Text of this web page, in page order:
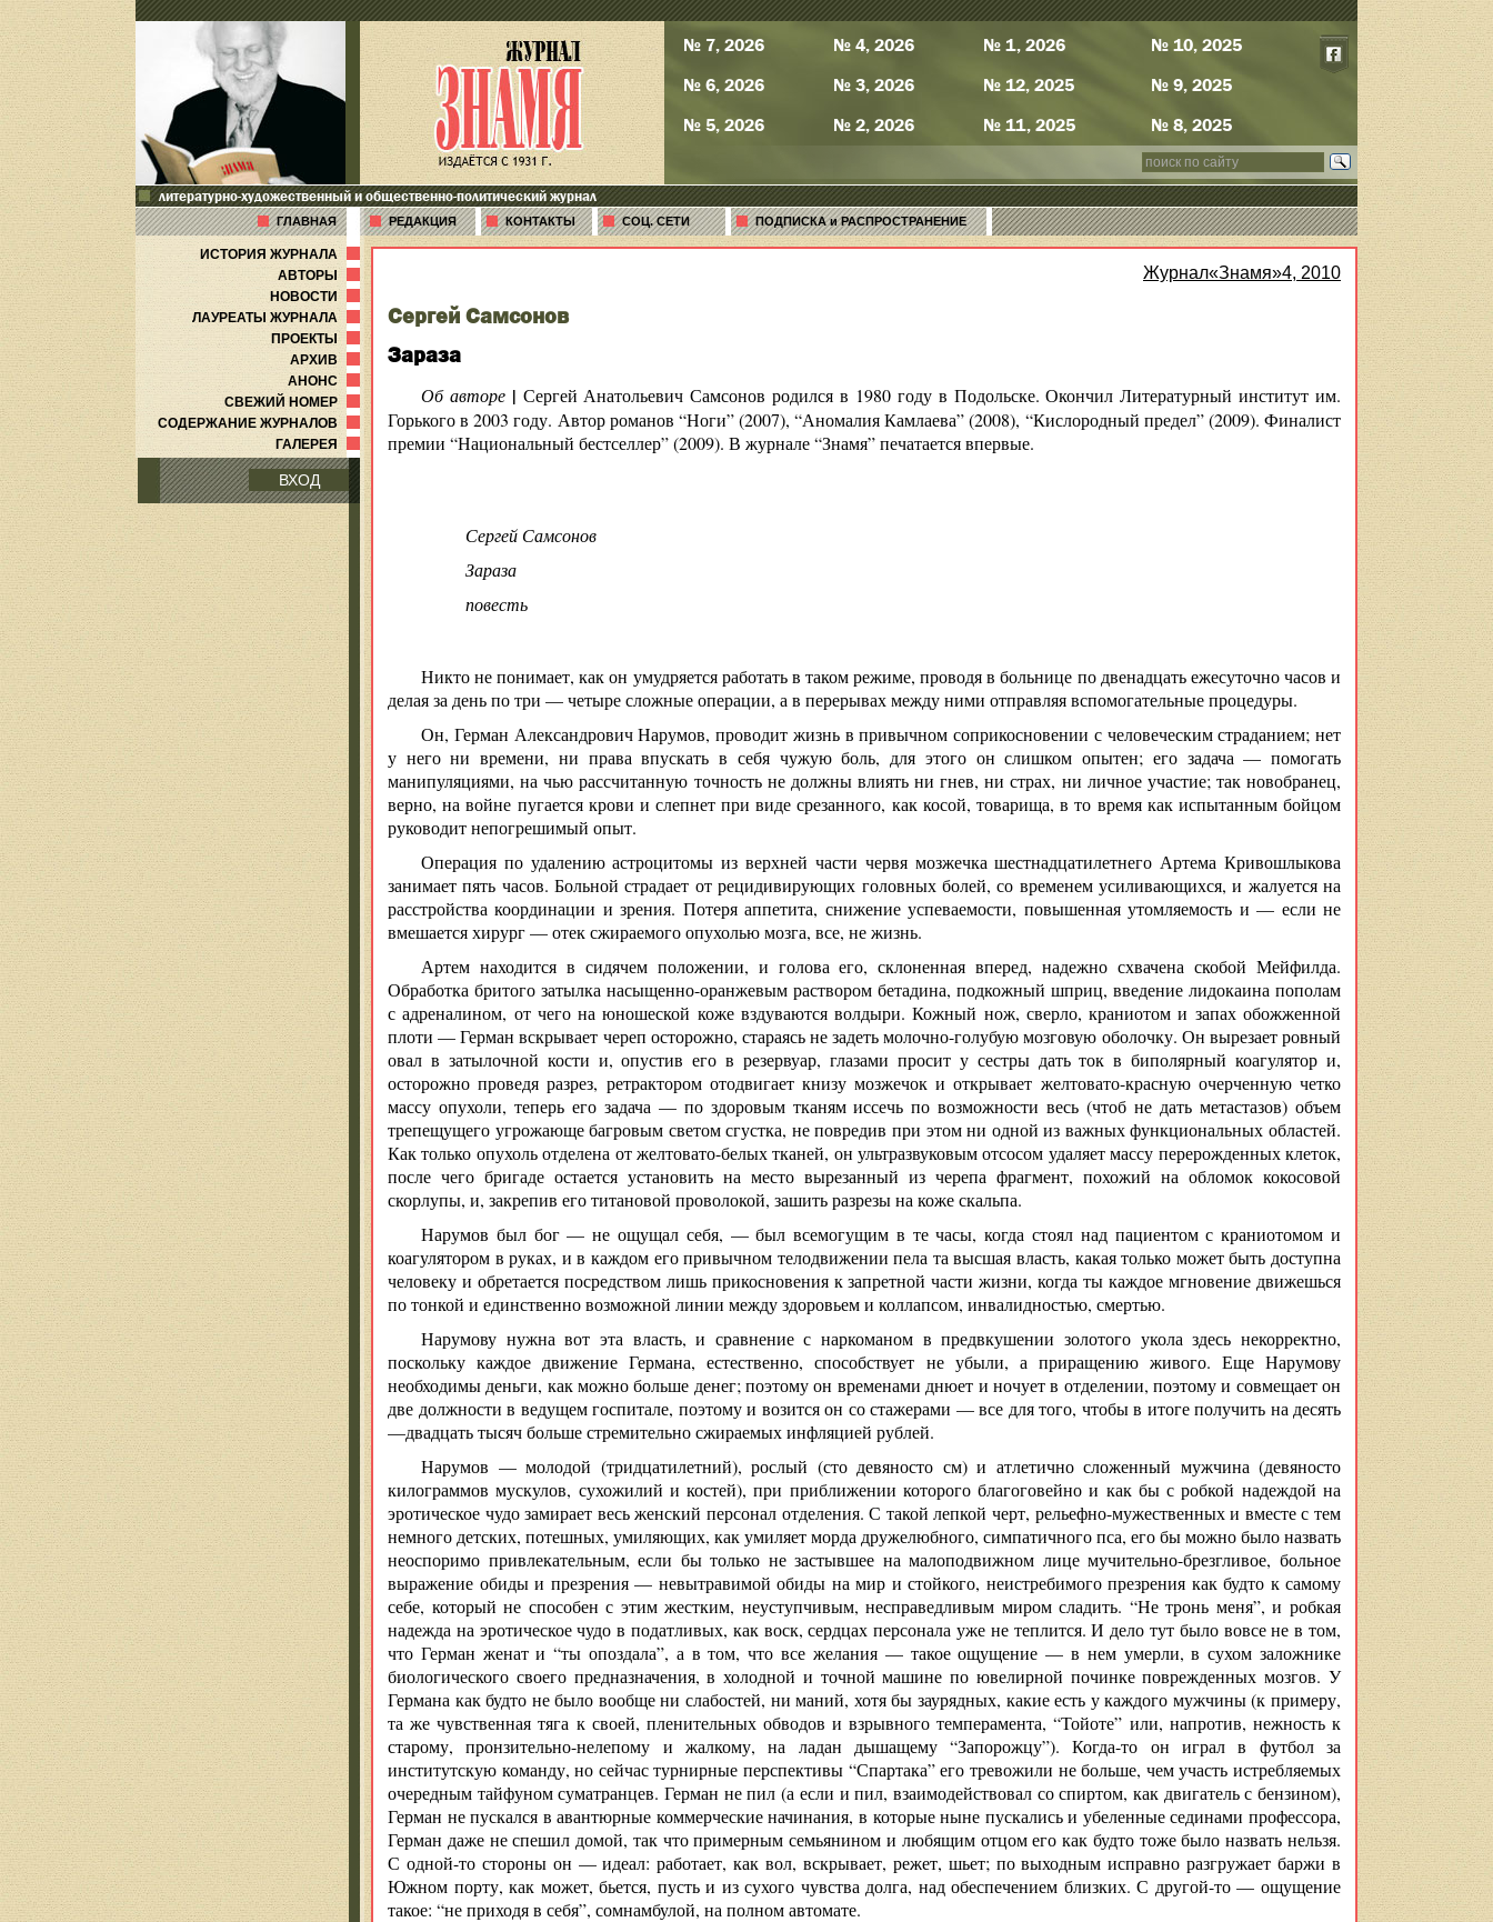
№ 7, 2026
№ 6, 2026
№ 5, 2026
№ 4, 2026
№ 3, 2026
№ 2, 2026
№ 1, 2026
№ 12, 2025
№ 11, 2025
№ 10, 2025
№ 9, 2025
№ 8, 2025
литературно-художественный и общественно-политический журнал
ГЛАВНАЯ РЕДАКЦИЯ КОНТАКТЫ СОЦ. СЕТИ ПОДПИСКА и РАСПРОСТРАНЕНИЕ
ИСТОРИЯ ЖУРНАЛА
АВТОРЫ
НОВОСТИ
ЛАУРЕАТЫ ЖУРНАЛА
ПРОЕКТЫ
АРХИВ
АНОНС
СВЕЖИЙ НОМЕР
СОДЕРЖАНИЕ ЖУРНАЛОВ
ГАЛЕРЕЯ
ВХОД
Журнал«Знамя»4, 2010
Сергей Самсонов
Зараза
Об авторе | Сергей Анатольевич Самсонов родился в 1980 году в Подольске. Окончил Литературный институт им.
Горького в 2003 году. Автор романов “Ноги” (2007), “Аномалия Камлаева” (2008), “Кислородный предел” (2009). Финалист
премии “Национальный бестселлер” (2009). В журнале “Знамя” печатается впервые.
Сергей Самсонов
Зараза
повесть
Никто не понимает, как он умудряется работать в таком режиме, проводя в больнице по двенадцать ежесуточно часов и
делая за день по три — четыре сложные операции, а в перерывах между ними отправляя вспомогательные процедуры.
Он, Герман Александрович Нарумов, проводит жизнь в привычном соприкосновении с человеческим страданием; нет
у него ни времени, ни права впускать в себя чужую боль, для этого он слишком опытен; его задача — помогать
манипуляциями, на чью рассчитанную точность не должны влиять ни гнев, ни страх, ни личное участие; так новобранец,
верно, на войне пугается крови и слепнет при виде срезанного, как косой, товарища, в то время как испытанным бойцом
руководит непогрешимый опыт.
Операция по удалению астроцитомы из верхней части червя мозжечка шестнадцатилетнего Артема Кривошлыкова
занимает пять часов. Больной страдает от рецидивирующих головных болей, со временем усиливающихся, и жалуется на
расстройства координации и зрения. Потеря аппетита, снижение успеваемости, повышенная утомляемость и — если не
вмешается хирург — отек сжираемого опухолью мозга, все, не жизнь.
Артем находится в сидячем положении, и голова его, склоненная вперед, надежно схвачена скобой Мейфилда.
Обработка бритого затылка насыщенно-оранжевым раствором бетадина, подкожный шприц, введение лидокаина пополам
с адреналином, от чего на юношеской коже вздуваются волдыри. Кожный нож, сверло, краниотом и запах обожженной
плоти — Герман вскрывает череп осторожно, стараясь не задеть молочно-голубую мозговую оболочку. Он вырезает ровный
овал в затылочной кости и, опустив его в резервуар, глазами просит у сестры дать ток в биполярный коагулятор и,
осторожно проведя разрез, ретрактором отодвигает книзу мозжечок и открывает желтовато-красную очерченную четко
массу опухоли, теперь его задача — по здоровым тканям иссечь по возможности весь (чтоб не дать метастазов) объем
трепещущего угрожающе багровым светом сгустка, не повредив при этом ни одной из важных функциональных областей.
Как только опухоль отделена от желтовато-белых тканей, он ультразвуковым отсосом удаляет массу перерожденных клеток,
после чего бригаде остается установить на место вырезанный из черепа фрагмент, похожий на обломок кокосовой
скорлупы, и, закрепив его титановой проволокой, зашить разрезы на коже скальпа.
Нарумов был бог — не ощущал себя, — был всемогущим в те часы, когда стоял над пациентом с краниотомом и
коагулятором в руках, и в каждом его привычном телодвижении пела та высшая власть, какая только может быть доступна
человеку и обретается посредством лишь прикосновения к запретной части жизни, когда ты каждое мгновение движешься
по тонкой и единственно возможной линии между здоровьем и коллапсом, инвалидностью, смертью.
Нарумову нужна вот эта власть, и сравнение с наркоманом в предвкушении золотого укола здесь некорректно,
поскольку каждое движение Германа, естественно, способствует не убыли, а приращению живого. Еще Нарумову
необходимы деньги, как можно больше денег; поэтому он временами днюет и ночует в отделении, поэтому и совмещает он
две должности в ведущем госпитале, поэтому и возится он со стажерами — все для того, чтобы в итоге получить на десять
—двадцать тысяч больше стремительно сжираемых инфляцией рублей.
Нарумов — молодой (тридцатилетний), рослый (сто девяносто см) и атлетично сложенный мужчина (девяносто
килограммов мускулов, сухожилий и костей), при приближении которого благоговейно и как бы с робкой надеждой на
эротическое чудо замирает весь женский персонал отделения. С такой лепкой черт, рельефно-мужественных и вместе с тем
немного детских, потешных, умиляющих, как умиляет морда дружелюбного, симпатичного пса, его бы можно было назвать
неоспоримо привлекательным, если бы только не застывшее на малоподвижном лице мучительно-брезгливое, больное
выражение обиды и презрения — невытравимой обиды на мир и стойкого, неистребимого презрения как будто к самому
себе, который не способен с этим жестким, неуступчивым, несправедливым миром сладить. “Не тронь меня”, и робкая
надежда на эротическое чудо в податливых, как воск, сердцах персонала уже не теплится. И дело тут было вовсе не в том,
что Герман женат и “ты опоздала”, а в том, что все желания — такое ощущение — в нем умерли, в сухом заложнике
биологического своего предназначения, в холодной и точной машине по ювелирной починке поврежденных мозгов. У
Германа как будто не было вообще ни слабостей, ни маний, хотя бы заурядных, какие есть у каждого мужчины (к примеру,
та же чувственная тяга к своей, пленительных обводов и взрывного темперамента, “Тойоте” или, напротив, нежность к
старому, пронзительно-нелепому и жалкому, на ладан дышащему “Запорожцу”). Когда-то он играл в футбол за
институтскую команду, но сейчас турнирные перспективы “Спартака” его тревожили не больше, чем участь истребляемых
очередным тайфуном суматранцев. Герман не пил (а если и пил, взаимодействовал со спиртом, как двигатель с бензином),
Герман не пускался в авантюрные коммерческие начинания, в которые ныне пускались и убеленные сединами профессора,
Герман даже не спешил домой, так что примерным семьянином и любящим отцом его как будто тоже было назвать нельзя.
С одной-то стороны он — идеал: работает, как вол, вскрывает, режет, шьет; по выходным исправно разгружает баржи в
Южном порту, как может, бьется, пусть и из сухого чувства долга, над обеспечением близких. С другой-то — ощущение
такое: “не приходя в себя”, сомнамбулой, на полном автомате.